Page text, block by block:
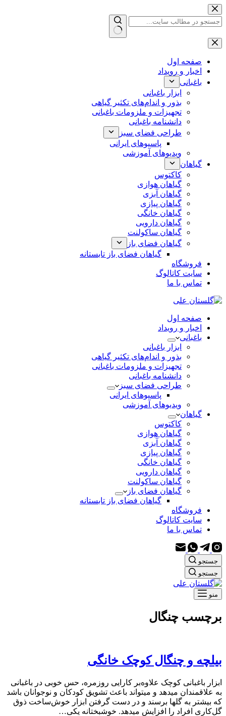
پرش
به
محتوا
بدون
صفحه اول
اخبار و رویداد
باغبانی
ابزار باغبانی
بذور و اندام‌های تکثیر گیاهی
تجهیزات و ملزومات باغبانی
دانشنامه باغبانی
طراحی فضای سبز
پاسیوهای ایرانی
ویدیوهای آموزشی
گیاهان
کاکتوس
گیاهان هوازی
گیاهان آبزی
گیاهان پیازی
گیاهان خانگی
گیاهان دارویی
گیاهان ساکولنت
گیاهان فضای باز
گیاهان فضای باز تابستانه
فروشگاه
سایت کاتالوگ
تماس با ما
صفحه اول
اخبار و رویداد
باغبانی
ابزار باغبانی
بذور و اندام‌های تکثیر گیاهی
تجهیزات و ملزومات باغبانی
دانشنامه باغبانی
طراحی فضای سبز
پاسیوهای ایرانی
ویدیوهای آموزشی
گیاهان
کاکتوس
گیاهان هوازی
گیاهان آبزی
گیاهان پیازی
گیاهان خانگی
گیاهان دارویی
گیاهان ساکولنت
گیاهان فضای باز
گیاهان فضای باز تابستانه
فروشگاه
سایت کاتالوگ
تماس با ما
جستجو
جستجو
منو
برچسب چنگال
بیلچه و چنگال کوچک خانگی
ابزار باغبانی کوچک علاوه‌بر کارایی روزمره، حس خوبی در باغبانی
به علاقمندان میدهد و میتواند باعث تشویق کودکان و نوجوانان باشد
که بیشتر به گلها برسند و در دست گرفتن ابزار خوش‌ساخت ذوق
گل‌کاری افراد را افزایش میدهد. خوشبختانه یکی…